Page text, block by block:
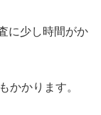
に少し時間がか
かかります。